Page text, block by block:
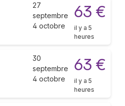
27
septembre
4 octobre
63 €
il y a 5
heures
30
septembre
4 octobre
63 €
il y a 5
heures